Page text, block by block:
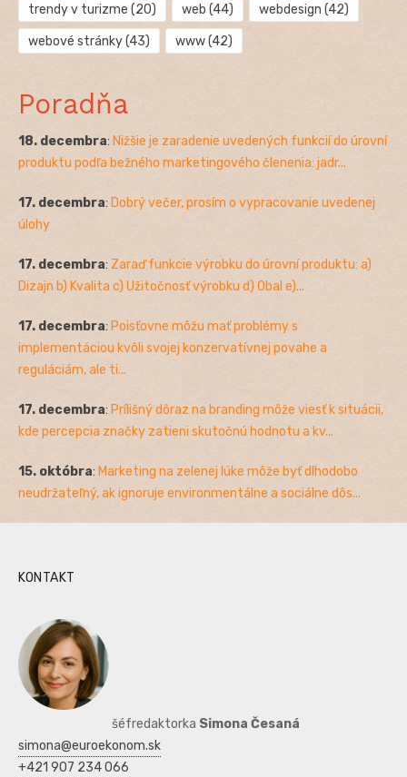
trendy v turizme (20) web (44) webdesign (42)
webové stránky(43) www(42)
Poradňa
18. decembra: Nižšie je zaradenie uvedených funkcií do úrovní
produktu podľa bežného marketingového členenia: jadr...
17. decembra: Dobrý večer, prosím o vypracovanie uvedenej
úlohy
17. decembra: Zaraď funkcie výrobku do úrovní produktu: a)
Dizajn b) Kvalita c) Užitočnosť výrobku d) Obal e)...
17. decembra: Poisťovne môžu mať problémy s
implementáciou kvôli svojej konzervatívnej povahe a
reguláciám, ale ti...
17. decembra: Prílišný dôraz na branding môže viesť k situácii,
kde percepcia značky zatieni skutočnú hodnotu a kv...
15. októbra: Marketing na zelenej lúke môže byť dlhodobo
neudržateľný, ak ignoruje environmentálne a sociálne dôs...
KONTAKT
šéfredaktorka Simona Česaná
simona@euroekonom.sk
+421 907 234 066